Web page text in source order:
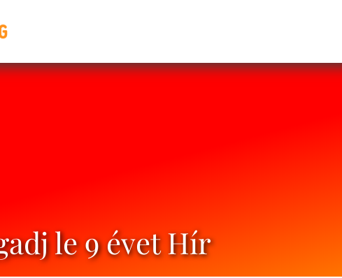
le 9 évet Hír